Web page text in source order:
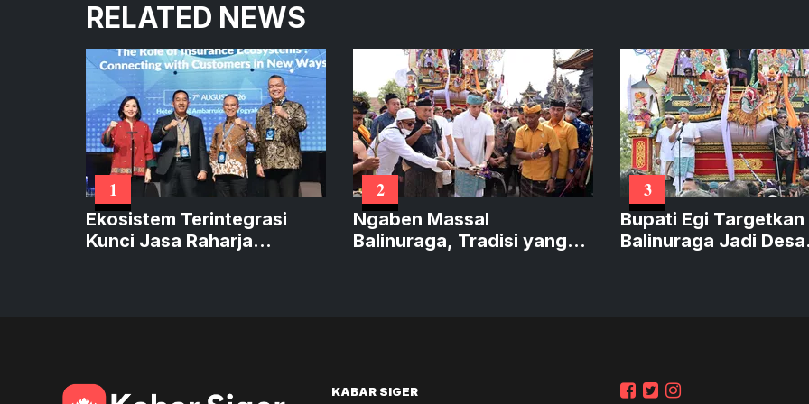
RELATED NEWS
1
Ekosistem Terintegrasi
Kunci Jasa Raharja
2
Ngaben Massal
Balinuraga, Tradisi yang
3
Bupati Egi Targetkan
Balinuraga Jadi Desa
KABAR SIGER